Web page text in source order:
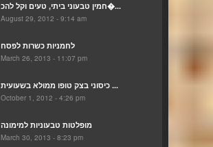
חמין טבעוני ביתי, טעים וקל להכ�...
August 29, 2012 - 9:14 am
לחמניות כשרות לפסח
March 26, 2013 - 11:07 pm
כיסוני בצק טופו ממולא בשעועית ...
October 1, 2012 - 4:26 pm
מופלטות טבעוניות למימונה
March 30, 2013 - 8:23 pm